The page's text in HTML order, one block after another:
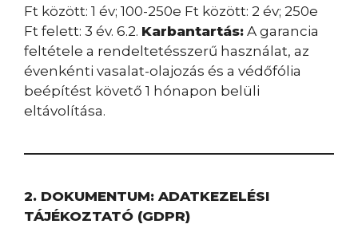
Ft között: 1 év; 100-250e Ft között: 2 év; 250e
Ft felett: 3 év. 6.2. Karbantartás: A garancia
feltétele a rendeltetésszerű használat, az
évenkénti vasalat-olajozás és a védőfólia
beépítést követő 1 hónapon belüli
eltávolítása.
2. DOKUMENTUM: ADATKEZELÉSI
TÁJÉKOZTATÓ (GDPR)